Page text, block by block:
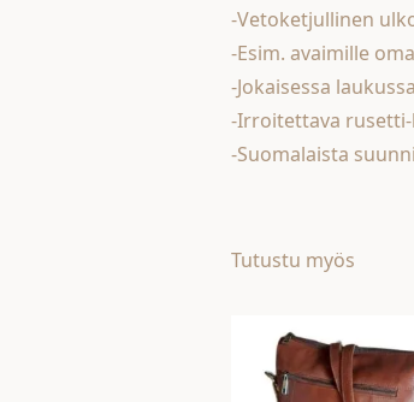
-Vetoketjullinen
-Esim. avaimille
-Jokaisessa
-Irroitettava
-Suomalaista
Tutustu myös